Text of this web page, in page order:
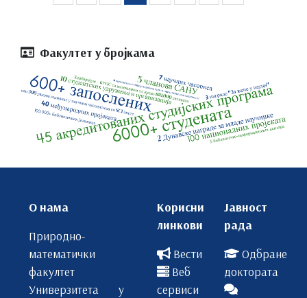
Факултет у бројкама
О нама
Природно-
математички
факултет
Универзитета у
Корисни
линкови
Вести
Веб
сервиси
Јавност
рада
Одбране
доктората